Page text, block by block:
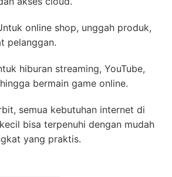
online shop, unggah produk,
pelanggan.
hiburan streaming, YouTube,
bermain game online.
semua kebutuhan internet di
bisa terpenuhi dengan mudah
yang praktis.